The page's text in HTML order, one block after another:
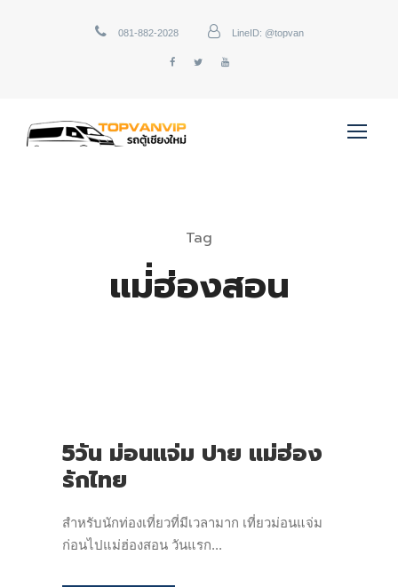
081-882-2028 LineID: @topvan
Tag
แม่่ฮ่องสอน
5วัน ม่อนแจ่ม ปาย แม่ฮ่อง
รักไทย
สำหรับนักท่องเที่ยวที่มีเวลามาก เที่ยวม่อนแจ่ม
ก่อนไปแม่ฮ่องสอน วันแรก...